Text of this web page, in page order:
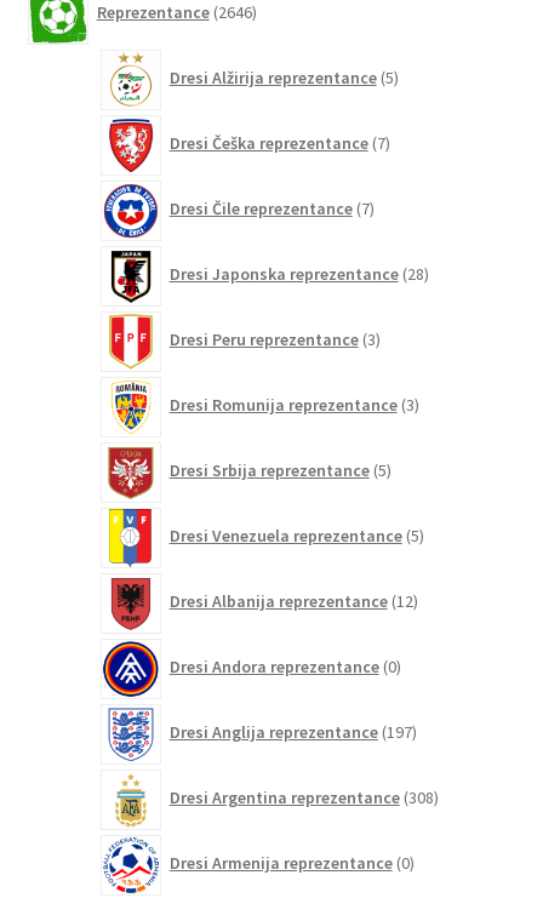
Reprezentance 2646izdelkov
Dresi Alžirija reprezentance 5izdelkov
Dresi Češka reprezentance 7izdelkov
Dresi Čile reprezentance 7izdelkov
Dresi Japonska reprezentance 28izdelkov
Dresi Peru reprezentance 3izdelki
Dresi Romunija reprezentance 3izdelki
Dresi Srbija reprezentance 5izdelkov
Dresi Venezuela reprezentance 5izdelkov
Dresi Albanija reprezentance 12izdelkov
Dresi Andora reprezentance 0izdelkov
Dresi Anglija reprezentance 197izdelkov
Dresi Argentina reprezentance 308izdelkov
Dresi Armenija reprezentance 0izdelkov